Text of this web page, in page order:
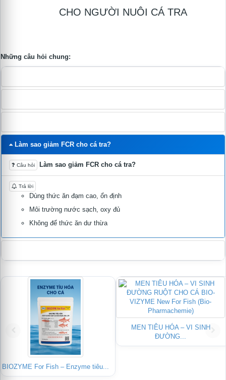
CHO NGƯỜI NUÔI CÁ TRA
Những câu hỏi chung:
Làm sao giảm FCR cho cá tra?
Câu hỏi Làm sao giảm FCR cho cá tra?
Trả lời
Dùng thức ăn đạm cao, ổn định
Môi trường nước sạch, oxy đủ
Không để thức ăn dư thừa
– VI SINH
THỨC ĂN HỖN HỢP CHO CÁ
GIỐNG...